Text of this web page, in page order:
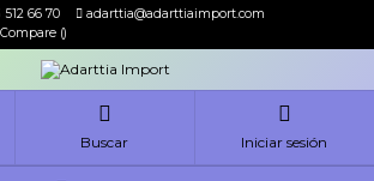
512 66 70
adarttia@adarttiaimport.com
Compare ()
Buscar Iniciar sesión